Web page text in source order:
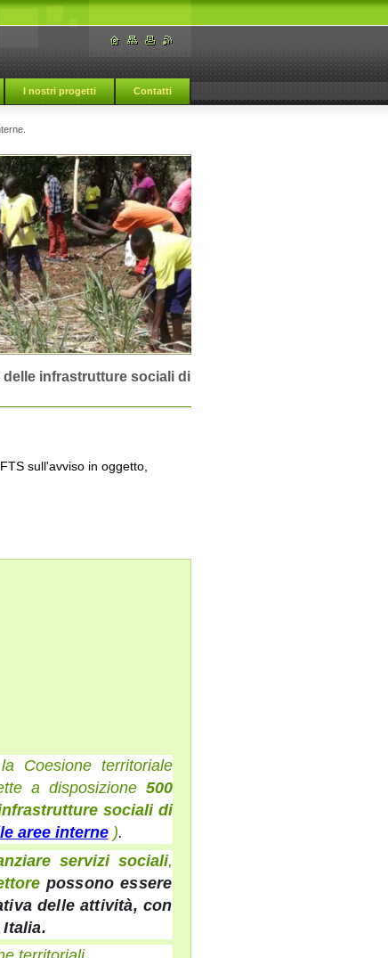
I nostri progetti Contatti
delle infrastrutture sociali di
sull'avviso in oggetto,
Coesione territoriale
a disposizione 500
sociali di
aree interne).
servizi sociali,
possono essere
delle attività, con